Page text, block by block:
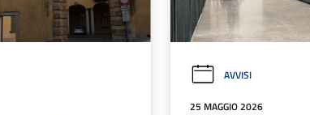
AVVISI
25 MAGGIO 2026